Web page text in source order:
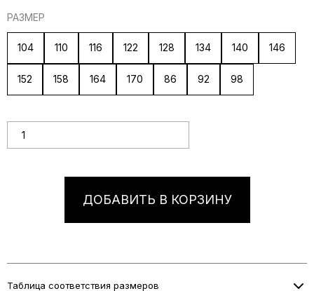
РАЗМЕР
104 110 116 122 128 134 140 146
152 158 164 170 86 92 98
ДОБАВИТЬ В КОРЗИНУ
Таблица соответствия размеров